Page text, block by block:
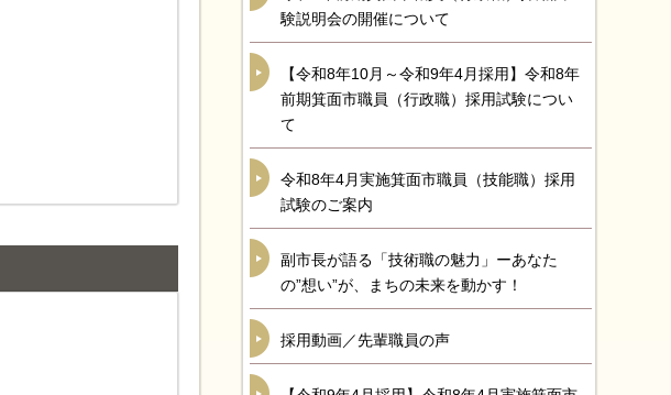
験説明会の開催について
【令和8年10月～令和9年4月採用】令和8年
前期箕面市職員（行政職）採用試験につい
て
令和8年4月実施箕面市職員（技能職）採用
試験のご案内
副市長が語る「技術職の魅力」ーあなた
の”想い”が、まちの未来を動かす！
採用動画／先輩職員の声